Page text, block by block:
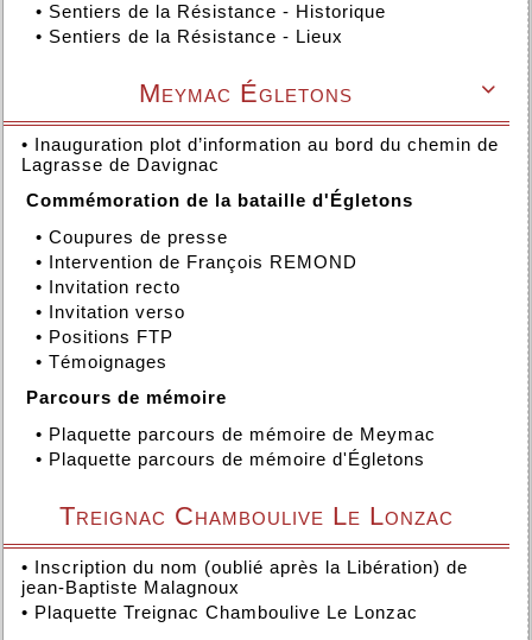
• Sentiers de la Résistance - Historique
• Sentiers de la Résistance - Lieux

Meymac Égletons
• Inauguration plot d’information au bord du chemin de
Lagrasse de Davignac
Commémoration de la bataille d'Égletons
• Coupures de presse
• Intervention de François REMOND
• Invitation recto
• Invitation verso
• Positions FTP
• Témoignages
Parcours de mémoire
• Plaquette parcours de mémoire de Meymac
• Plaquette parcours de mémoire d'Égletons
Treignac Chamboulive Le Lonzac
• Inscription du nom (oublié après la Libération) de
jean-Baptiste Malagnoux
• Plaquette Treignac Chamboulive Le Lonzac